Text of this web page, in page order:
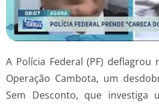
A Polícia Federal (PF) deflagrou
Operação Cambota, um
Sem Desconto, que investiga